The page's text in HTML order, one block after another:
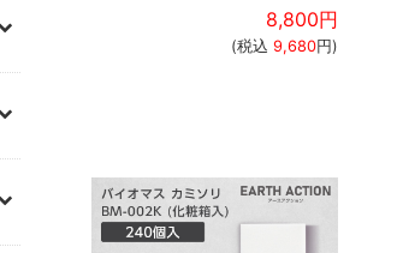
8,800円
(税込 9,680円)